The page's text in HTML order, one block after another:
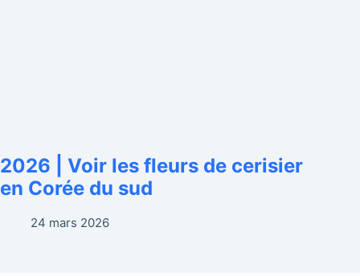
2026 | Voir les fleurs de cerisier
en Corée du sud
24 mars 2026